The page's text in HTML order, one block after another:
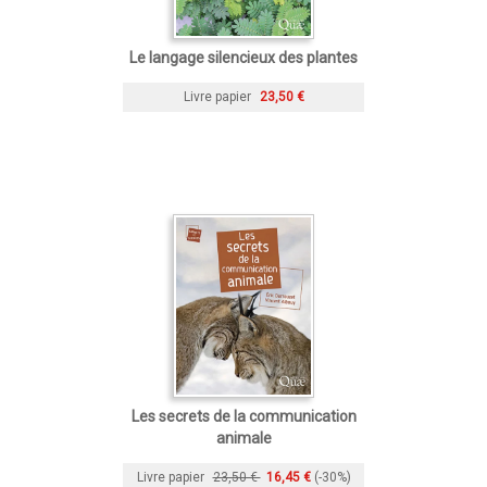
Le langage silencieux des plantes
Livre papier 23,50 €
Les secrets de la communication
animale
Livre papier 23,50 € 16,45 € (-30%)